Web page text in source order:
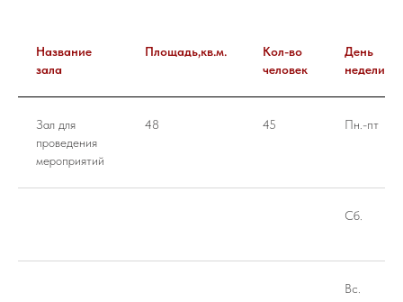
Название
зала
Площадь,кв.м.
Кол-во
человек
День
недели
Зал для
проведения
мероприятий
48 45 Пн.-пт
Сб.
Вс.